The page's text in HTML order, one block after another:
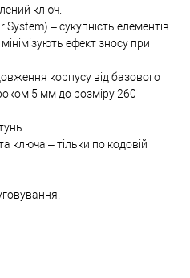
ключ.
System) – сукупність елементів
мінімізують ефект зносу при
корпусу від базового
5 мм до розміру 260
ключа – тільки по кодовій